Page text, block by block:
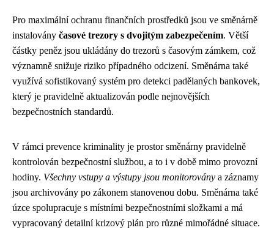
Pro maximální ochranu finančních prostředků jsou ve směnárně
instalovány časové trezory s dvojitým zabezpečením. Větší
částky peněz jsou ukládány do trezorů s časovým zámkem, což
významně snižuje riziko případného odcizení. Směnárna také
využívá sofistikovaný systém pro detekci padělaných bankovek,
který je pravidelně aktualizován podle nejnovějších
bezpečnostních standardů.
V rámci prevence kriminality je prostor směnárny pravidelně
kontrolován bezpečnostní službou, a to i v době mimo provozní
hodiny. Všechny vstupy a výstupy jsou monitorovány a záznamy
jsou archivovány po zákonem stanovenou dobu. Směnárna také
úzce spolupracuje s místními bezpečnostními složkami a má
vypracovaný detailní krizový plán pro různé mimořádné situace.